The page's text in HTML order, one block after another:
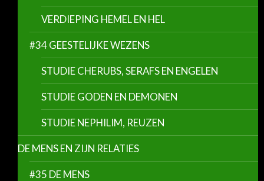
VERDIEPING HEMEL EN HEL
#34 GEESTELIJKE WEZENS
STUDIE CHERUBS, SERAFS EN ENGELEN
STUDIE GODEN EN DEMONEN
STUDIE NEPHILIM, REUZEN
DE MENS EN ZIJN RELATIES
#35 DE MENS